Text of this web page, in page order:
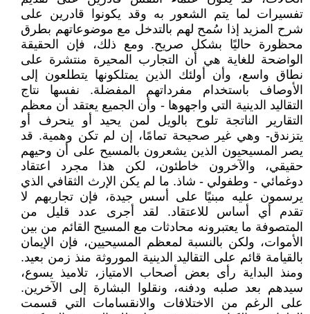
تفسيرات لما يتم الشعور به وقد يكونوا قادرين على
شرح المزيد إذا سُمح لهم بالتدخل مع موضوعاتهم بطرق
محظورة حاليًا بشكل صريح. ومع ذلك، فإن الحقيقة
الواضحة للغاية هي أن التجارب المحيرة منتشرة على
نطاق واسع، وأن أولئك الذين يمتلكونها يتطلعون إلى
الأوصاف باستخدام مفرداتهم المفضلة. نفسها نتاج
التقاليد الدينية التي واجهوها - وأن الجميع يعتقد أن معظم
التقارير الناتجة تلوح بالويل لمن يحيد أو ينحرف أو
يتزندق- وهي غير صحيحة تمامًا، إن لم تكن وهمية. قد
يصر المسيحيون الذين يشعرون بالمسيح على أن وحيهم
حقيقي، والآخرون خاطئون، لكن هذا مجرد اعتقاد
دوغمائي - وطفولي - شاذ. ما لم يكن الإرث الثقافي الذي
يرسمون عليه مبنيًا على أسس جيدة، فإن تجاربهم لا
تقدم أي أساس للاعتقاد. لقد أجرى عدد قليل من
المتصوفة ما يعتبرونه محادثات مع المسيح القائم من بين
الأموات، ولكن بالنسبة لمعظم المسيحيين، فإن الإيمان
بالقيامة قائم على التقاليد الدينية الموروثة منذ زمن بعيد.
ومنذ البداية رأى بعض أصحاب الامتياز، تلاميذ يسوع،
سيدهم بعد صلبه ودفنه، ونقلوا البشارة إلى الآخرين.
على الرغم من الاختلافات والانقسامات التي قسمت